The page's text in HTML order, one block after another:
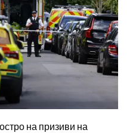
на призиви на